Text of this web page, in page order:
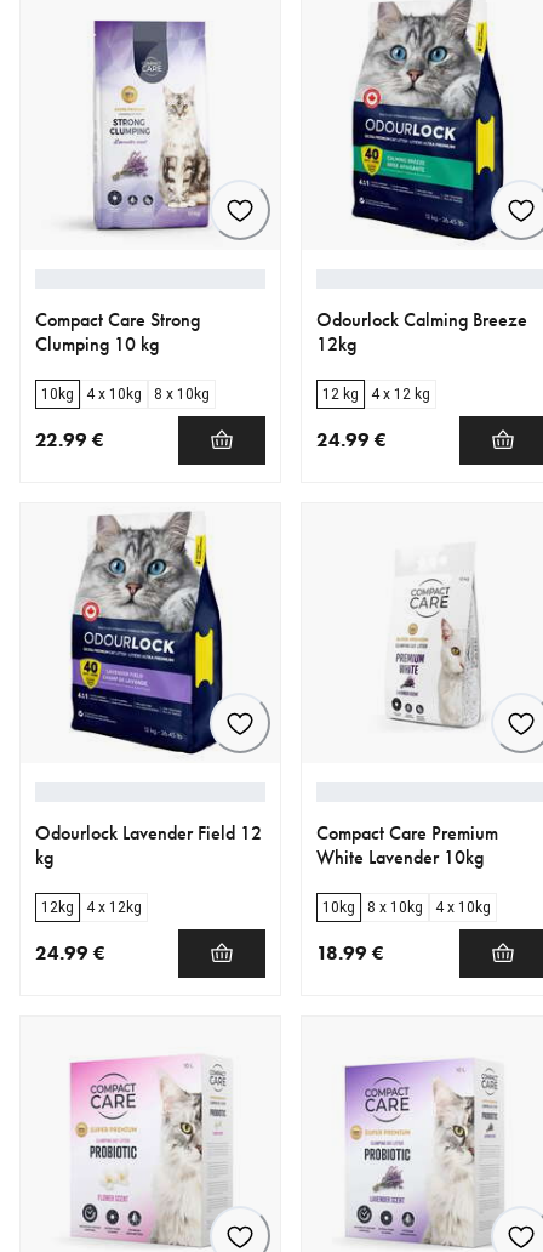
Compact Care Strong
Clumping 10 kg
10kg 4 x 10kg 8 x 10kg
22.99 €
Odourlock Calming Breeze
12kg
12 kg 4 x 12 kg
24.99 €
Odourlock Lavender Field 12
kg
12kg 4 x 12kg
24.99 €
Compact Care Premium
White Lavender 10kg
10kg 8 x 10kg 4 x 10kg
18.99 €